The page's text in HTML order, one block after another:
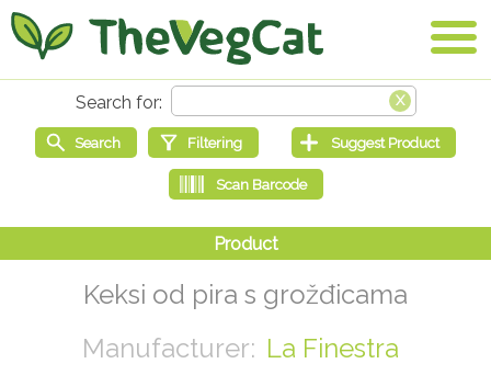
Keksi od pira s grožđicama
La Finestra